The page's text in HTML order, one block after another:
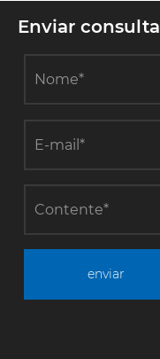
Enviar consulta
enviar